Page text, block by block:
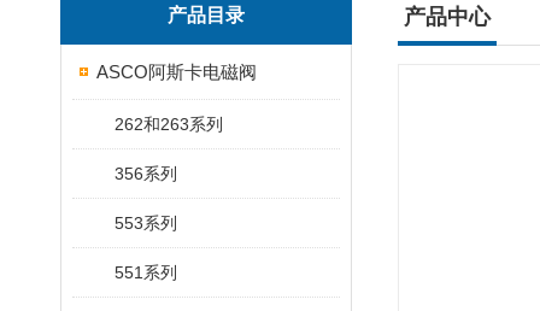
产品目录
ASCO阿斯卡电磁阀
262和263系列
356系列
553系列
551系列
产品中心